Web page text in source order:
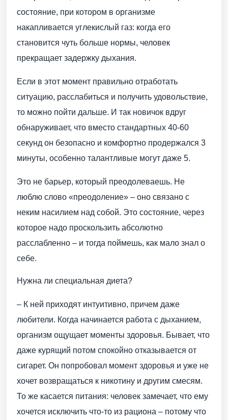
состояние, при котором в организме
накапливается углекислый газ: когда его
становится чуть больше нормы, человек
прекращает задержку дыхания.
Если в этот момент правильно отработать
ситуацию, расслабиться и получить удовольствие,
то можно пойти дальше. И так новичок вдруг
обнаруживает, что вместо стандартных 40-60
секунд он безопасно и комфортно продержался 3
минуты, особенно талантливые могут даже 5.
Это не барьер, который преодолеваешь. Не
люблю слово «преодоление» – оно связано с
неким насилием над собой. Это состояние, через
которое надо проскользить абсолютно
расслабленно – и тогда поймешь, как мало знал о
себе.
Нужна ли специальная диета?
– К ней приходят интуитивно, причем даже
любители. Когда начинается работа с дыханием,
организм ощущает моменты здоровья. Бывает, что
даже курящий потом спокойно отказывается от
сигарет. Он попробовал момент здоровья и уже не
хочет возвращаться к никотину и другим смесям.
То же касается питания: человек замечает, что ему
хочется исключить что-то из рациона – потому что